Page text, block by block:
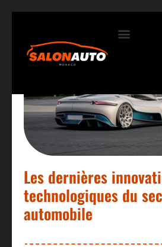
Les dernières
technologiques du
automobile